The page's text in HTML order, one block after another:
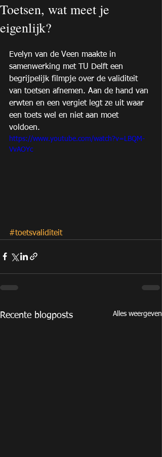
Toetsen, wat meet je
eigenlijk?
Evelyn van de Veen maakte in
samenwerking met TU Delft een
begrijpelijk filmpje over de validiteit
van toetsen afnemen. Aan de hand van
erwten en een vergiet legt ze uit waar
een toets wel en niet aan moet
voldoen.
https://www.youtube.com/watch?v=LBQM-
VvAOYc
#toetsvaliditeit
Recente blogposts Alles weergeven